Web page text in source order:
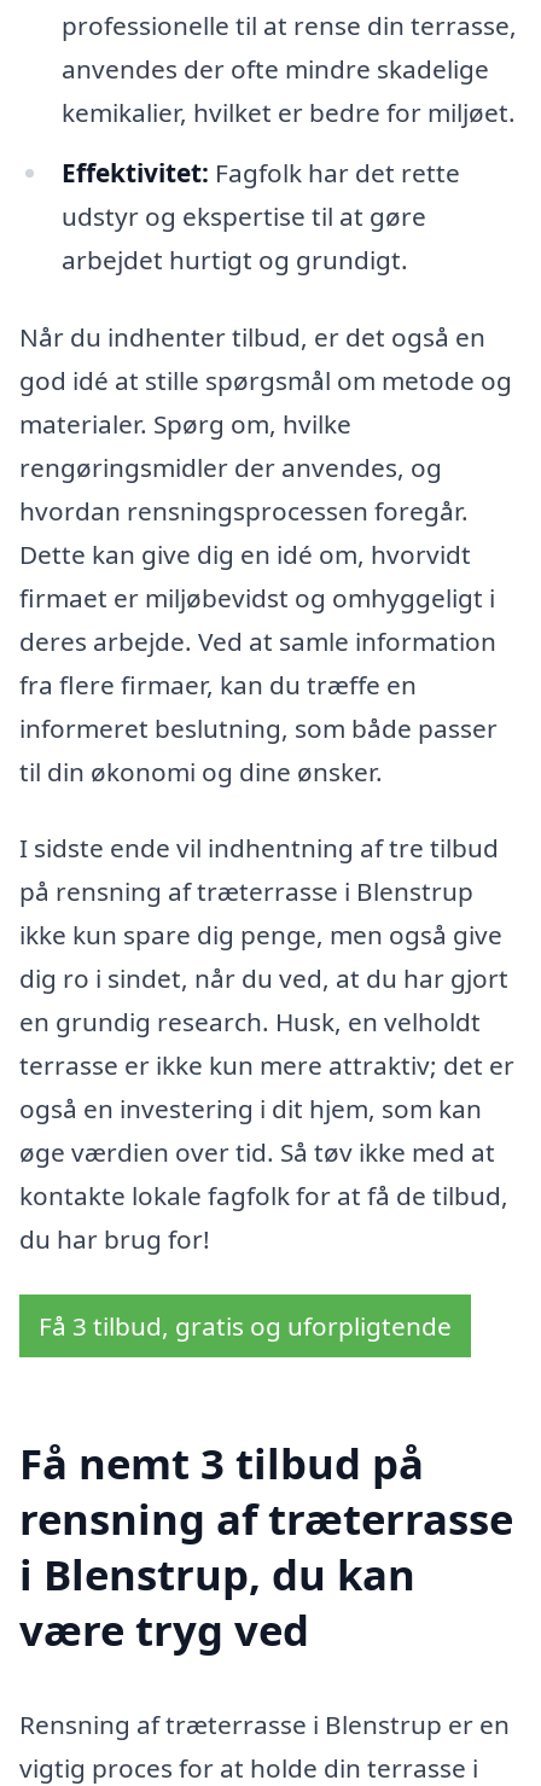
professionelle til at rense din terrasse,
anvendes der ofte mindre skadelige
kemikalier, hvilket er bedre for miljøet.
Effektivitet: Fagfolk har det rette
udstyr og ekspertise til at gøre
arbejdet hurtigt og grundigt.
Når du indhenter tilbud, er det også en
god idé at stille spørgsmål om metode og
materialer. Spørg om, hvilke
rengøringsmidler der anvendes, og
hvordan rensningsprocessen foregår.
Dette kan give dig en idé om, hvorvidt
firmaet er miljøbevidst og omhyggeligt i
deres arbejde. Ved at samle information
fra flere firmaer, kan du træffe en
informeret beslutning, som både passer
til din økonomi og dine ønsker.
I sidste ende vil indhentning af tre tilbud
på rensning af træterrasse i Blenstrup
ikke kun spare dig penge, men også give
dig ro i sindet, når du ved, at du har gjort
en grundig research. Husk, en velholdt
terrasse er ikke kun mere attraktiv; det er
også en investering i dit hjem, som kan
øge værdien over tid. Så tøv ikke med at
kontakte lokale fagfolk for at få de tilbud,
du har brug for!
Få 3 tilbud, gratis og uforpligtende
Få nemt 3 tilbud på
rensning af træterrasse
i Blenstrup, du kan
være tryg ved
Rensning af træterrasse i Blenstrup er en
vigtig proces for at holde din terrasse i